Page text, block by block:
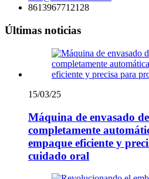
8613967712128
Últimas noticias
15/03/25
Máquina de envasado
completamente
empaque eficiente y
cuidado oral